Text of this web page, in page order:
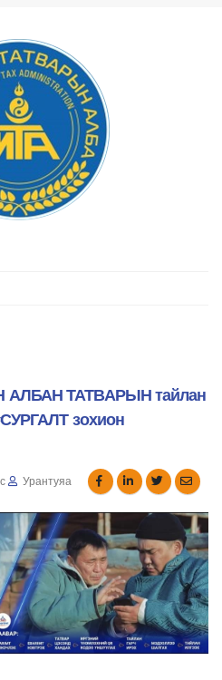
ТАТВАРЫН тайлан
зохион
Урантуяа